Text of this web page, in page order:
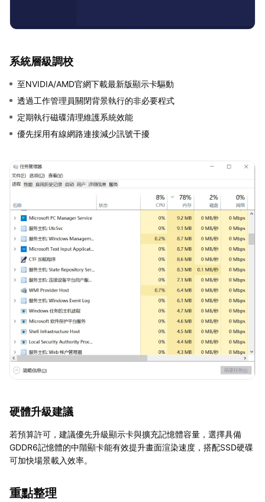
系統層級調校
至NVIDIA/AMD官網下載最新版顯示卡驅動
透過工作管理員關閉背景執行的非必要程式
定期執行磁碟清理維護系統效能
優先採用有線網路連接減少訊號干擾
硬體升級建議
若預算許可，建議優先升級顯示卡與擴充記憶體容量，選擇具備
GDDR6記憶體的中階顯卡能有效提升畫面渲染速度，搭配SSD硬碟
可加快場景載入效率。
重點整理